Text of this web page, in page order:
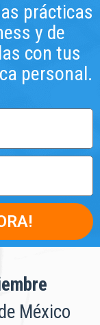
prácticas
y de
con tus
personal.
México